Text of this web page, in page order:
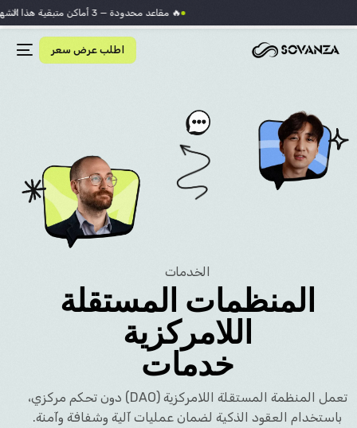
اطلب عرض سعر
الخدمات
المنظمات المستقلة
اللامركزية
خدمات
تعمل المنظمة المستقلة اللامركزية (DAO) دون تحكم مركزي،
باستخدام العقود الذكية لضمان عمليات آلية وشفافة وآمنة.
× 🔥 مقاعد محدودة — 3 أماكن متبقية هذا الشهر